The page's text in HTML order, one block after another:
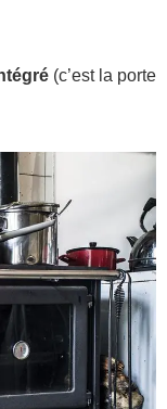
(c’est la porte